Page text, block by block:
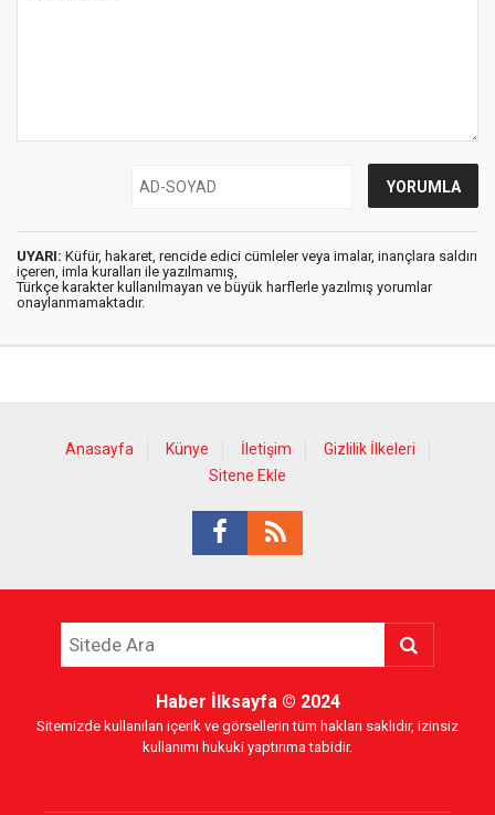
UYARI: Küfür, hakaret, rencide edici cümleler veya imalar, inançlara saldırı
içeren, imla kuralları ile yazılmamış,
Türkçe karakter kullanılmayan ve büyük harflerle yazılmış yorumlar
onaylanmamaktadır.
Anasayfa Künye İletişim
Gizlilik İlkeleri
Sitene Ekle
Haber İlksayfa© 2024
Sitemizde kullanılan içerik ve görsellerin tüm hakları saklıdır, izinsiz
kullanımı hukuki yaptırıma tabidir.